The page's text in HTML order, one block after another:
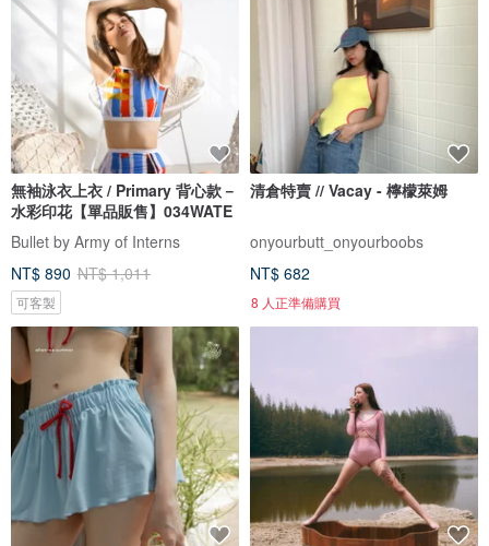
無袖泳衣上衣 / Primary 背心款－
水彩印花【單品販售】034WATE
Bullet by Army of Interns
NT$ 890 NT$ 1,011
可客製
清倉特賣 // Vacay - 檸檬萊姆
onyourbutt_onyourboobs
NT$ 682
8 人正準備購買